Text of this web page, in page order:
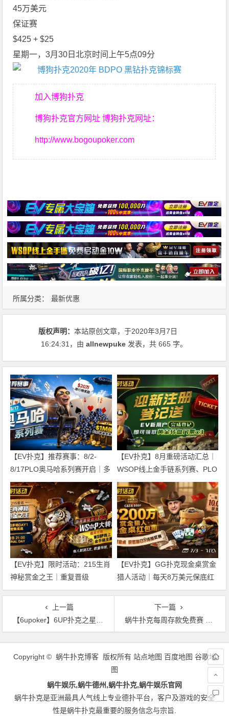
45万美元
保证赛
$425 + $25
星期一，3月30日北京时间上午5点09分
加入博狗扑克
博狗扑克官方网址 博狗扑克网址：
http://www.bogoupoker.com
所属分类： 最新优惠
版权声明：本站原创文章，于2020年3月7日
16:24:31 ，由allnewpuke 发表，共 665 字。
【EV扑克】推荐赛事：8/2-
8/17PLO奥马哈系列赛开启｜多
场神秘赏金赛事与排行榜奖励同
步登场
【EV扑克】8月重磅活动汇总｜
WSOP线上金手链系列赛、PLO
奥马哈狂欢及现金桌奖励同步开
启
【EV扑克】限时活动：215生肖
神秘赏金之王｜重复晋级
DAY2，赢APT仁川站电子参赛
【EV扑克】GG扑克现金桌赏金
猎人活动｜每天8万美元保底红
包雨，现金桌玩家都有机会参与
上一篇
【6upoker】6UP扑克之星1250万美金周日百万赛
下一篇
蜗牛扑克每周存款免费赛 88,888元奖金
文
Copyright © 蜗牛扑克博客 版权所有 站点地图 百度地图 谷歌地
图
蜗牛娱乐,蜗牛德州,蜗牛扑克,蜗牛娱乐官网
蜗牛扑克是亚洲最具人气线上专业德扑平台，客户及游戏的安全
性是蜗牛扑克最重要的服务信念与宗旨.